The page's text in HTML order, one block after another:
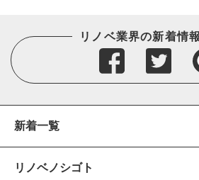
リノベ業界の新着情
新着一覧
リノベノシゴト